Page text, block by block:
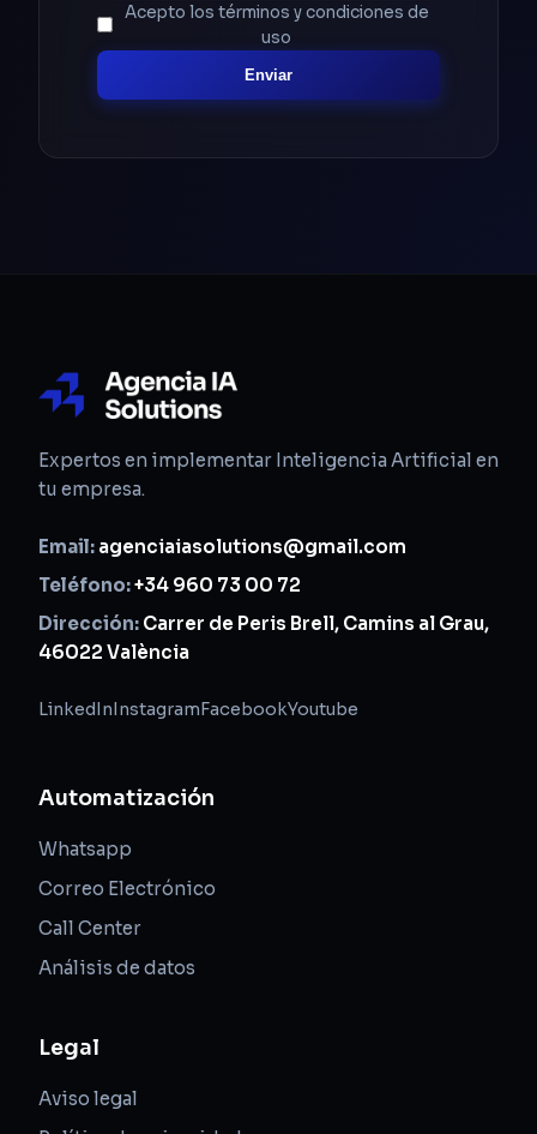
Acepto los términos y condiciones de
uso
Enviar
Expertos en implementar Inteligencia Artificial en
tu empresa.
Email: agenciaiasolutions@gmail.com
Teléfono:+34 960 73 00 72
Dirección: Carrer de Peris Brell, Camins al Grau,
46022 València
LinkedInInstagramFacebookYoutube
Automatización
Whatsapp
Correo Electrónico
Call Center
Análisis de datos
Legal
Aviso legal